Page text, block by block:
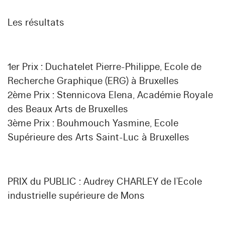
Les résultats
1er Prix : Duchatelet Pierre-Philippe, Ecole de
Recherche Graphique (ERG) à Bruxelles
2ème Prix : Stennicova Elena, Académie Royale
des Beaux Arts de Bruxelles
3ème Prix : Bouhmouch Yasmine, Ecole
Supérieure des Arts Saint-Luc à Bruxelles
PRIX du PUBLIC : Audrey CHARLEY de l’Ecole
industrielle supérieure de Mons